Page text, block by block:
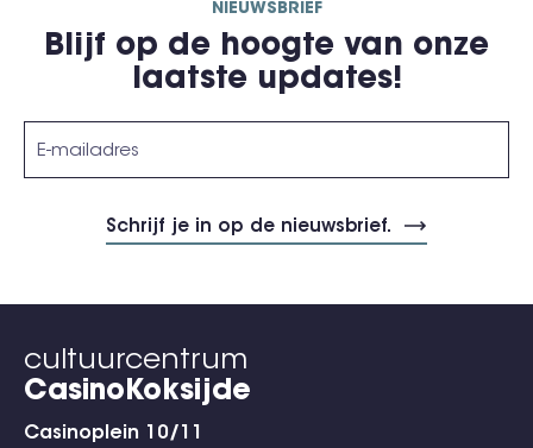
NIEUWSBRIEF
Blijf op de hoogte van onze
laatste updates!
cultuurcentrum
CasinoKoksijde
Casinoplein 10/11